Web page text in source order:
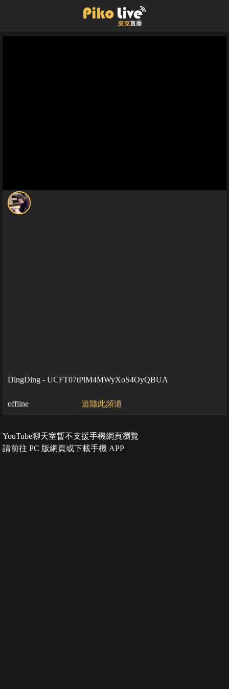
DingDing - UCFT07tPlM4MWyXoS4OyQBUA
offline 追隨此頻道
YouTube聊天室暫不支援手機網頁瀏覽
請前往 PC 版網頁或下載手機 APP